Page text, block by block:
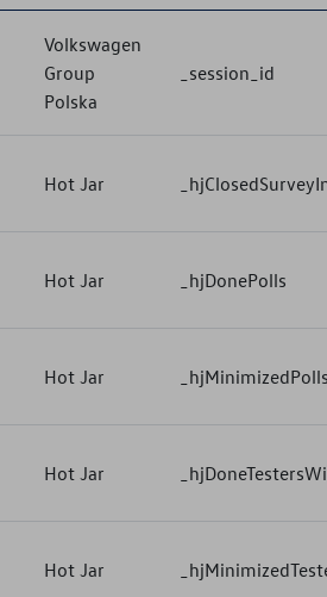
Volkswagen
Group
Polska
_session_id
Hot Jar
Hot Jar _hjDonePolls
Hot Jar
Hot Jar
Hot Jar